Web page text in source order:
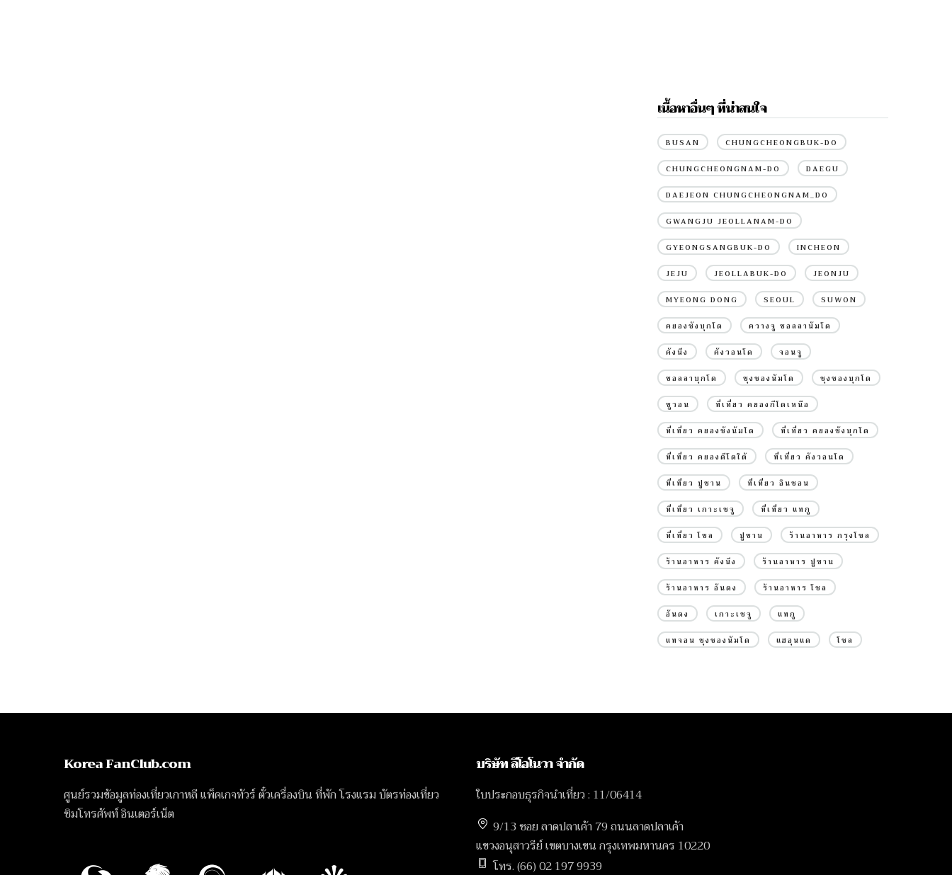
เนื้อหาอื่นๆ ที่น่าสนใจ
BUSAN CHUNGCHEONGBUK-DO
CHUNGCHEONGNAM-DO DAEGU
DAEJEON CHUNGCHEONGNAM_DO
GWANGJU JEOLLANAM-DO
GYEONGSANGBUK-DO INCHEON
JEJU JEOLLABUK-DO JEONJU
MYEONG DONG SEOUL SUWON
คยองซังบุกโด ควางจู ชอลลานัมโด
คังนึง คังวอนโด จอนจู
ชอลลาบุกโด ชุงชองนัมโด ชุงชองบุกโด
ซูวอน ที่เที่ยว คยองกีโดเหนือ
ที่เที่ยว คยองซังนัมโด ที่เที่ยว คยองซังบุกโด
ที่เที่ยว คยองดีโดใต้ ที่เที่ยว คังวอนโด
ที่เที่ยว ปูซาน ที่เที่ยว อินชอน
ที่เที่ยว เกาะเชจู ที่เที่ยว แทกู
ที่เที่ยว โซล ปูซาน ร้านอาหาร กรุงโซล
ร้านอาหาร คังนึง ร้านอาหาร ปูซาน
ร้านอาหาร อันดง ร้านอาหาร โซล
อันดง เกาะเชจู แทกู
แทจอน ชุงชองนัมโด แฮอุนแด โซล
Korea FanClub.com
ศูนย์รวมข้อมูลท่องเที่ยวเกาหลี แพ็คเกจทัวร์ ตั๋วเครื่องบิน ที่พัก โรงแรม บัตรท่องเที่ยว
ซิมโทรศัพท์ อินเตอร์เน็ต
บริษัท ลีโอโนวา จำกัด
ใบประกอบธุรกิจนำเที่ยว : 11/06414
9/13 ซอย ลาดปลาเค้า 79 ถนนลาดปลาเค้า
แขวงอนุสาวรีย์ เขตบางเขน กรุงเทพมหานคร 10220
โทร. (66) 02 197 9939